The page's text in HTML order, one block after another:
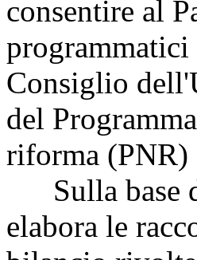
consentire al
Consiglio
del
riforma (PNR)
Sulla base
elabora le